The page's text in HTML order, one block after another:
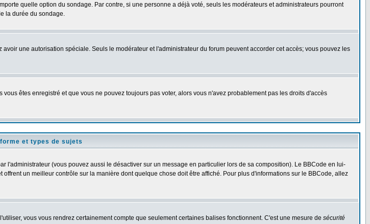
quelle option du sondage. Par contre, si une personne a déjà voté, seuls les modérateurs et administrateurs pourront
la durée du sondage.
une autorisation spéciale. Seuls le modérateur et l'administrateur du forum peuvent accorder cet accès; vous pouvez les
êtes enregistré et que vous ne pouvez toujours pas voter, alors vous n'avez probablement pas les droits d'accès
et types de sujets
(vous pouvez aussi le désactiver sur un message en particulier lors de sa composition). Le BBCode en lui-
un meilleur contrôle sur la manière dont quelque chose doit être affiché. Pour plus d'informations sur le BBCode, allez
vous vous rendrez certainement compte que seulement certaines balises fonctionnent. C'est une mesure de sécurité